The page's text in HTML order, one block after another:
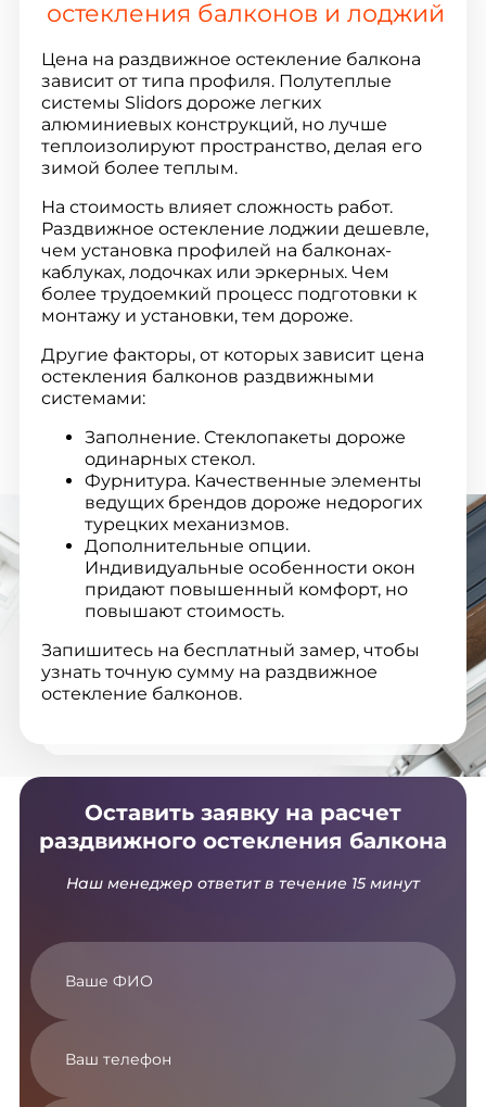
остекления балконов и лоджий
Цена на раздвижное остекление балкона
зависит от типа профиля. Полутеплые
системы Slidors дороже легких
алюминиевых конструкций, но лучше
теплоизолируют пространство, делая его
зимой более теплым.
На стоимость влияет сложность работ.
Раздвижное остекление лоджии дешевле,
чем установка профилей на балконах-
каблуках, лодочках или эркерных. Чем
более трудоемкий процесс подготовки к
монтажу и установки, тем дороже.
Другие факторы, от которых зависит цена
остекления балконов раздвижными
системами:
Заполнение. Стеклопакеты дороже
одинарных стекол.
Фурнитура. Качественные элементы
ведущих брендов дороже недорогих
турецких механизмов.
Дополнительные опции.
Индивидуальные особенности окон
придают повышенный комфорт, но
повышают стоимость.
Запишитесь на бесплатный замер, чтобы
узнать точную сумму на раздвижное
остекление балконов.
Оставить заявку на расчет
раздвижного остекления балкона
Наш менеджер ответит в течение 15 минут